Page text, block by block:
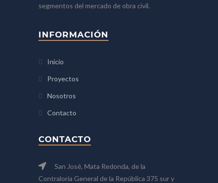
segmentos del mercado de obra civil.
INFORMACIÓN
Inicio
Proyectos
Nosotros
Contacto
CONTACTO
San José, Mata Redonda, de la
Contraloría General de la República 375 sur y